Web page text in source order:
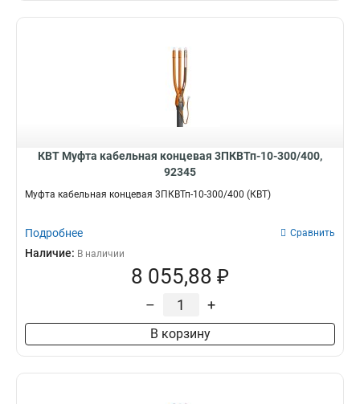
КВТ Муфта кабельная концевая 3ПКВТп-10-300/400,
92345
Муфта кабельная концевая 3ПКВТп-10-300/400 (КВТ)
Подробнее Сравнить
Наличие: В наличии
8 055,88 ₽
– +
В корзину